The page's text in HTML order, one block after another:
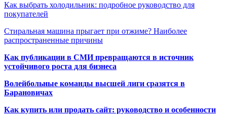
Как выбрать холодильник: подробное руководство для
покупателей
Стиральная машина прыгает при отжиме? Наиболее
распространенные причины
Как публикации в СМИ превращаются в источник
устойчивого роста для бизнеса
Волейбольные команды высшей лиги сразятся в
Барановичах
Как купить или продать сайт: руководство и особенности